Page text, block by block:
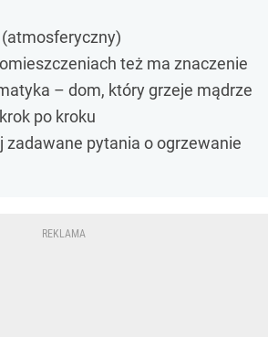
(atmosferyczny)
też ma znaczenie
– dom, który grzeje mądrze
po kroku
zadawane pytania o ogrzewanie